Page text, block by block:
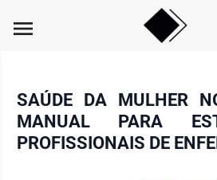
menu
SAÚDE DA MULHER
MANUAL PARA
PROFISSIONAIS DE